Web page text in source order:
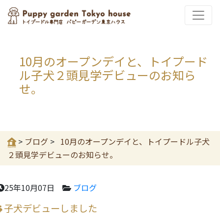
10月のオープンデイと、トイプード
ル子犬２頭見学デビューのお知ら
せ。
> ブログ > 10月のオープンデイと、トイプードル子犬
２頭見学デビューのお知らせ。
25年10月07日 ブログ
子犬デビューしました